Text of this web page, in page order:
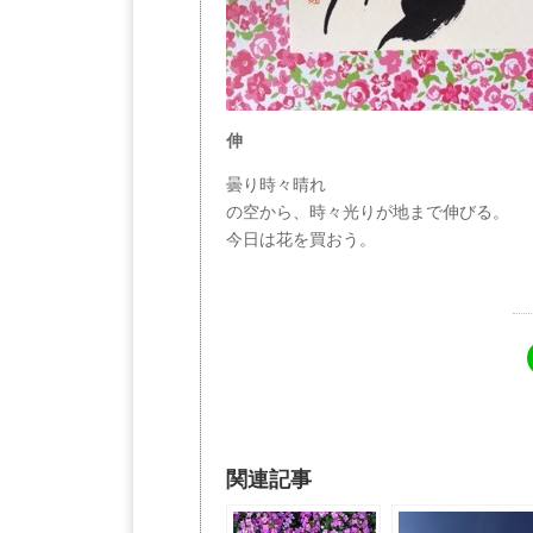
伸
曇り時々晴れ
の空から、時々光りが地まで伸びる。
今日は花を買おう。
関連記事